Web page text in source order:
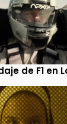
de F1 en